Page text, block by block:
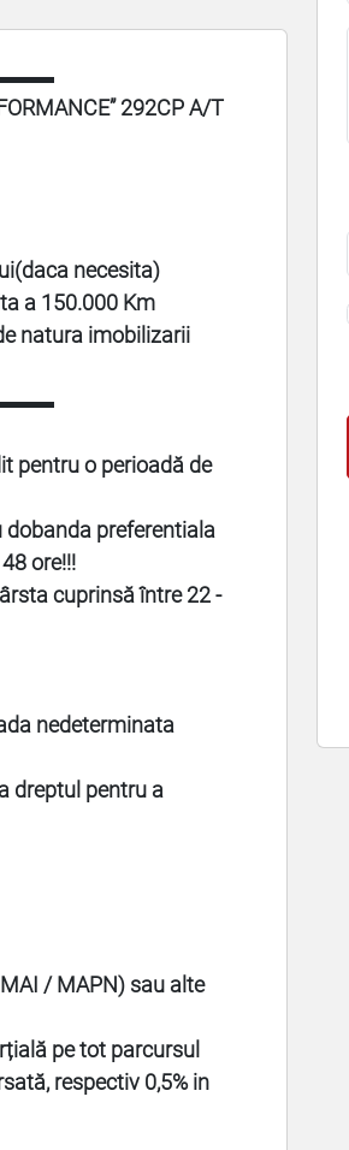
292CP A/T
necesita)
a 150.000 Km
natura imobilizarii
pentru o perioadă de
preferentiala
ore!!!
cuprinsă între 22 -
nedeterminata
dreptul pentru a
/ MAPN) sau alte
pe tot parcursul
respectiv 0,5% in